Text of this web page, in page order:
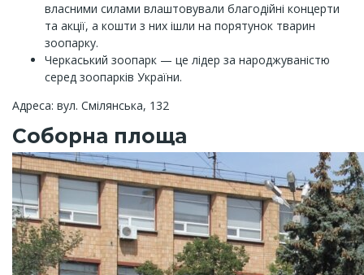
власними силами влаштовували благодійні концерти
та акції, а кошти з них ішли на порятунок тварин
зоопарку.
Черкаський зоопарк — це лідер за народжуваністю
серед зоопарків України.
Адреса: вул. Смілянська, 132
Соборна площа